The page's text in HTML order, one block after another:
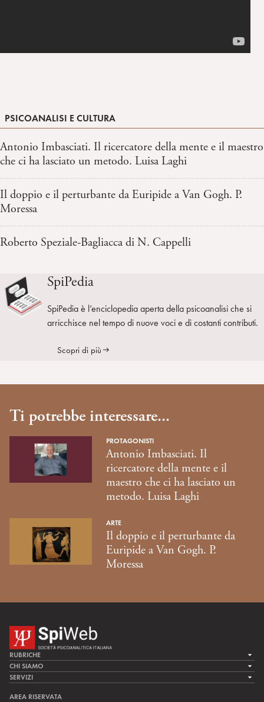
PSICOANALISI E CULTURA
Antonio Imbasciati. Il ricercatore della mente e il maestro
che ci ha lasciato un metodo. Luisa Laghi
Il doppio e il perturbante da Euripide a Van Gogh. P.
Moressa
Roberto Speziale-Bagliacca di N. Cappelli
SpiPedia
SpiPedia è l’enciclopedia aperta della psicoanalisi che si
arricchisce nel tempo di nuove voci e di costanti contributi.
Scopri di più
Ti potrebbe interessare...
PROTAGONISTI
Antonio Imbasciati. Il
ricercatore della mente e il
maestro che ci ha lasciato un
metodo. Luisa Laghi
ARTE
Il doppio e il perturbante da
Euripide a Van Gogh. P.
Moressa
RUBRICHE
LA CURA
LA RICERCA
CHI SIAMO
LA SPI
TEAM DI SPIWEB
SERVIZI
AREA RISERVATA